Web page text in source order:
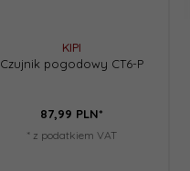
KIPI
Czujnik pogodowy CT6-P
87,99 PLN*
* z podatkiem VAT